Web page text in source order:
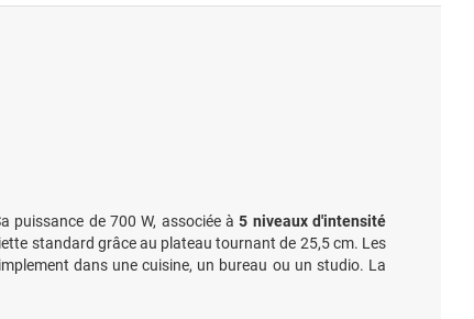
puissance de 700 W, associée à5 niveaux d'intensité
standard grâce au plateau tournant de 25,5 cm. Les
dans une cuisine, un bureau ou un studio. La